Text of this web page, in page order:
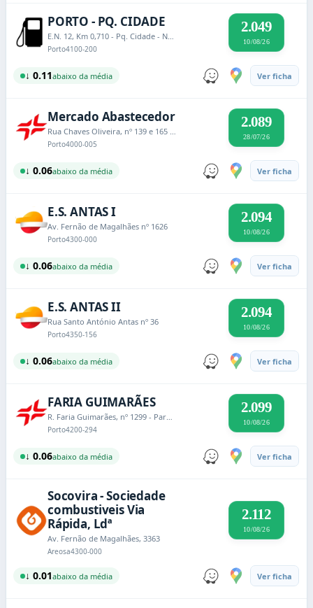
PORTO - PQ. CIDADE
E.N. 12, Km 0,710 - Pq. Cidade - Nevogilde
Porto4100-200
2.049
10/08/26
↓ 0.11abaixo da média Ver ficha
Mercado Abastecedor
Rua Chaves Oliveira, nº 139 e 165 da Freguesia de Campanhã
Porto4000-005
2.089
28/07/26
↓ 0.06abaixo da média Ver ficha
E.S. ANTAS I
Av. Fernão de Magalhães nº 1626
Porto4300-000
2.094
10/08/26
↓ 0.06abaixo da média Ver ficha
E.S. ANTAS II
Rua Santo António Antas nº 36
Porto4350-156
2.094
10/08/26
↓ 0.06abaixo da média Ver ficha
FARIA GUIMARÃES
R. Faria Guimarães, nº 1299 - Paranhos
Porto4200-294
2.099
10/08/26
↓ 0.06abaixo da média Ver ficha
Socovira - Sociedade
combustiveis Via
Rápida, Ldª
Av. Fernão de Magalhães, 3363
Areosa4300-000
2.112
10/08/26
↓ 0.01abaixo da média Ver ficha